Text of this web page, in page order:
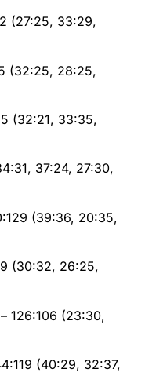
(27:25, 33:29,
(32:25, 28:25,
(32:21, 33:35,
37:24, 27:30,
(39:36, 20:35,
(30:32, 26:25,
126:106 (23:30,
(40:29, 32:37,